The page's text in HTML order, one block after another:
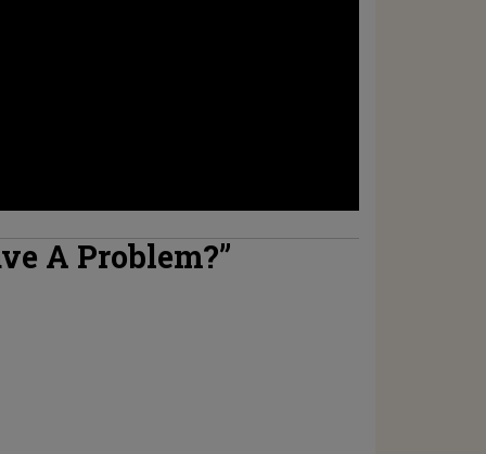
A Problem?”